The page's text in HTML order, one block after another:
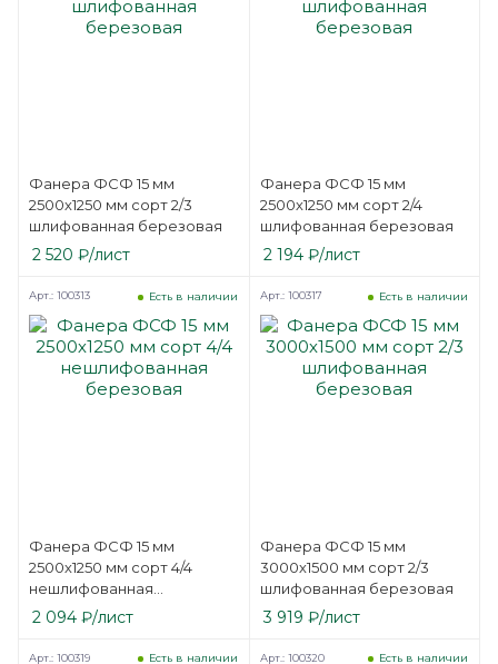
Фанера ФСФ 15 мм
2500х1250 мм сорт 2/3
шлифованная березовая
2 520 ₽/лист
Фанера ФСФ 15 мм
2500х1250 мм сорт 2/4
шлифованная березовая
2 194₽/лист
Фанера ФСФ 15 мм
2500х1250 мм сорт 4/4
нешлифованная
березовая
Есть в наличии
Арт.: 100313
2 094 ₽/лист
Фанера ФСФ 15 мм
3000х1500 мм сорт 2/3
шлифованная березовая
Есть в наличии
Арт.: 100317
3 919 ₽/лист
Есть в наличии
Арт.: 100319 Есть в наличии
Арт.: 100320